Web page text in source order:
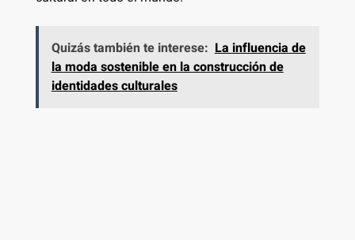
Quizás también te interese: La influencia de
la moda sostenible en la construcción de
identidades culturales